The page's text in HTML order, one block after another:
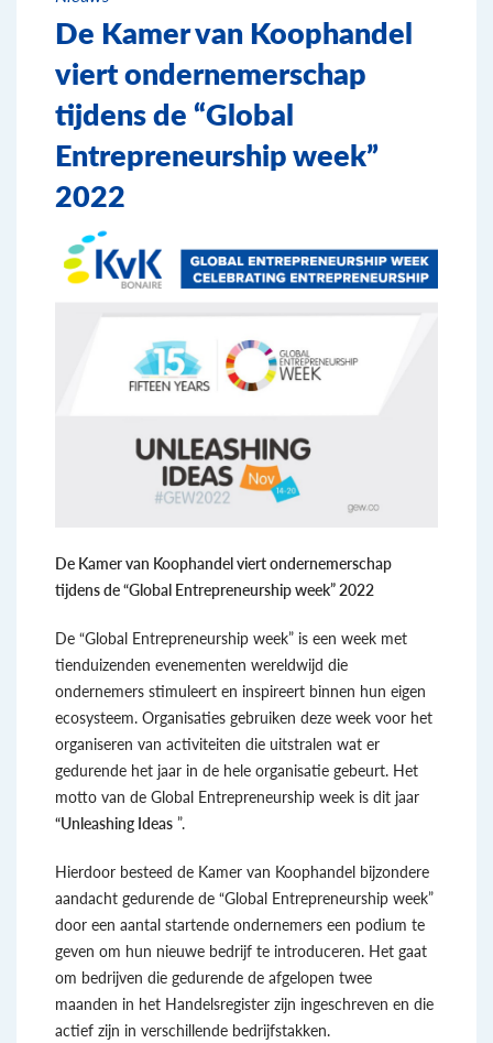
De Kamer van Koophandel
viert ondernemerschap
tijdens de “Global
Entrepreneurship week”
2022
De Kamer van Koophandel viert ondernemerschap
tijdens de“Global Entrepreneurship week” 2022
De “Global Entrepreneurship week” is een week met
tienduizenden evenementen wereldwijd die
ondernemers stimuleert en inspireert binnen hun eigen
ecosysteem. Organisaties gebruiken deze week voor het
organiseren van activiteiten die uitstralen wat er
gedurende het jaar in de hele organisatie gebeurt. Het
motto van de Global Entrepreneurship week is dit jaar
“Unleashing Ideas ”.
Hierdoor besteed de Kamer van Koophandel bijzondere
aandacht gedurende de “Global Entrepreneurship week”
door een aantal startende ondernemers een podium te
geven om hun nieuwe bedrijf te introduceren. Het gaat
om bedrijven die gedurende de afgelopen twee
maanden in het Handelsregister zijn ingeschreven en die
actief zijn in verschillende bedrijfstakken.